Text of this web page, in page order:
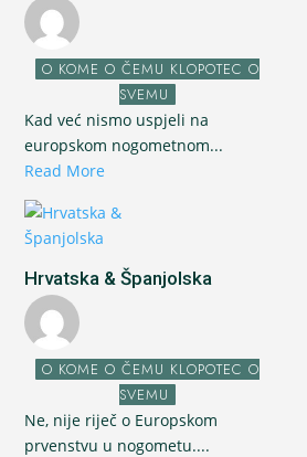
O KOME O ČEMU KLOPOTEC O
SVEMU
Kad već nismo uspjeli na
europskom nogometnom...
Read More
Hrvatska & Španjolska
O KOME O ČEMU KLOPOTEC O
SVEMU
Ne, nije riječ o Europskom
prvenstvu u nogometu....